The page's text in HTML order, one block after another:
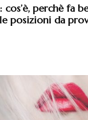
cos’è, perchè fa
posizioni da